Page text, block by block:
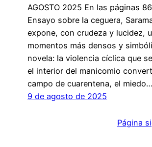
AGOSTO 2025 En las páginas
Ensayo sobre la ceguera,
expone, con crudeza y lucidez,
momentos más densos y
novela: la violencia cíclica que
el interior del manicomio
campo de cuarentena, el miedo…
9 de agosto de 2025
Página